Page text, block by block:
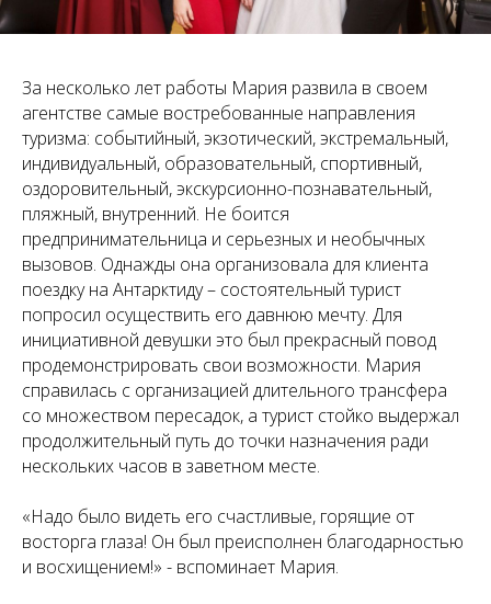
За несколько лет работы Мария развила в своем
агентстве самые востребованные направления
туризма: событийный, экзотический, экстремальный,
индивидуальный, образовательный, спортивный,
оздоровительный, экскурсионно-познавательный,
пляжный, внутренний. Не боится
предпринимательница и серьезных и необычных
вызовов. Однажды она организовала для клиента
поездку на Антарктиду – состоятельный турист
попросил осуществить его давнюю мечту. Для
инициативной девушки это был прекрасный повод
продемонстрировать свои возможности. Мария
справилась с организацией длительного трансфера
со множеством пересадок, а турист стойко выдержал
продолжительный путь до точки назначения ради
нескольких часов в заветном месте.
«Надо было видеть его счастливые, горящие от
восторга глаза! Он был преисполнен благодарностью
и восхищением!» - вспоминает Мария.